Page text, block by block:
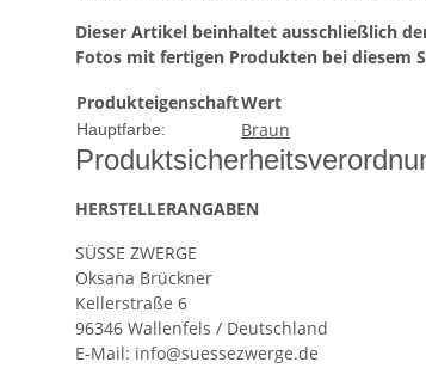
Dieser Artikel beinhaltet ausschließlich
Fotos mit fertigen Produkten bei diesem
ProdukteigenschaftWert
Hauptfarbe: Braun
HERSTELLER­ANGABEN
SÜSSE ZWERGE
Oksana Brückner
Kellerstraße 6
96346 Wallenfels / Deutschland
E-Mail: info@suessezwerge.de